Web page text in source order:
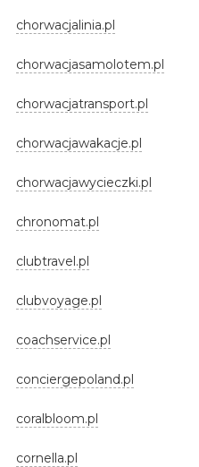
chorwacjalinia.pl
chorwacjasamolotem.pl
chorwacjatransport.pl
chorwacjawakacje.pl
chorwacjawycieczki.pl
chronomat.pl
clubtravel.pl
clubvoyage.pl
coachservice.pl
conciergepoland.pl
coralbloom.pl
cornella.pl